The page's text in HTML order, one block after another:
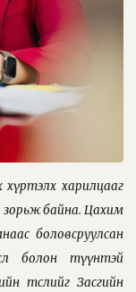
хүртэлх харилцааг
зорьж байна. Цахим
боловсруулсан
болон түүнтэй
төслийг Засгийн